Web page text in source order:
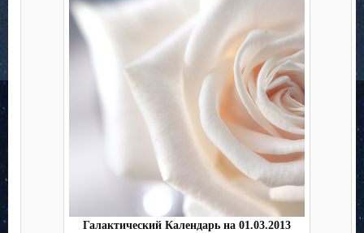
Галактический Календарь на 01.03.2013